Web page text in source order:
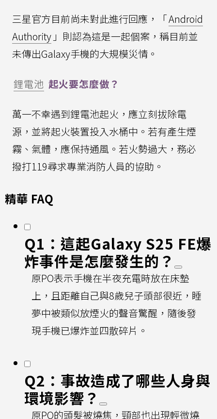
三星官方目前尚未對此進行回應，「Android
Authority 」則認為這是一起個案，稱目前並
未傳出Galaxy手機的大規模災情。
鋰電池 起火要怎麼做？
萬一不幸遇到鋰電池起火，應立刻拔除電
源，並將起火裝置投入水桶中。若有產生煙
霧、氣體，應保持通風。若火勢過大，務必
撥打119尋求專業消防人員的協助。
精華 FAQ
Q1：這起Galaxy S25 FE爆
炸事件是怎麼發生的？
原PO表示手機在半夜充電時放在床墊
上，且距離自己與8歲兒子頭部很近，睡
夢中被類似放煙火的聲音驚醒，隨後發
現手機已爆炸並四散碎片。
Q2：事故造成了哪些人身與
環境影響？
原PO的頭髮被燒焦，頸部也出現輕微燒